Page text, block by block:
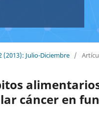
(2013): Julio-Diciembre /
cáncer en